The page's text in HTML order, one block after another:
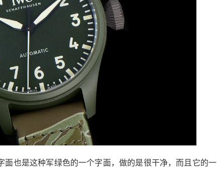
也是这种军绿色的一个字面，做的是很干净，而且它的一